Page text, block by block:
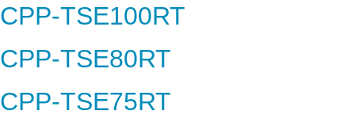
CPP-TSE100RT
CPP-TSE80RT
CPP-TSE75RT